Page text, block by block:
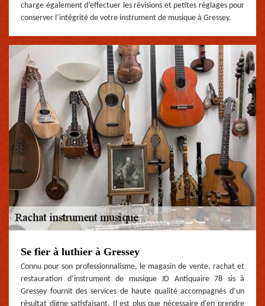
charge également d’effectuer les révisions et petites réglages pour
conserver l’intégrité de votre instrument de musique à Gressey.
Se fier à luthier à Gressey
Connu pour son professionnalisme, le magasin de vente, rachat et
restauration d’instrument de musique JD Antiquaire 78 sis à
Gressey fournit des services de haute qualité accompagnés d’un
résultat digne satisfaisant. Il est plus que nécessaire d'en prendre